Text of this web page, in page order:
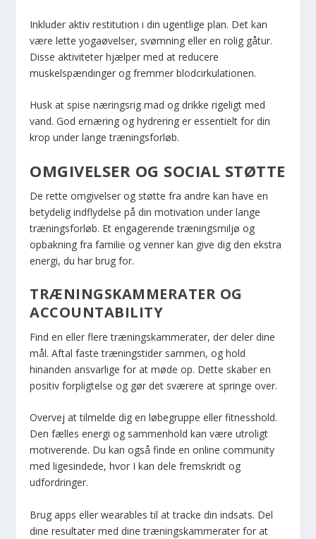
Inkluder aktiv restitution i din ugentlige plan. Det kan
være lette yogaøvelser, svømning eller en rolig gåtur.
Disse aktiviteter hjælper med at reducere
muskelspændinger og fremmer blodcirkulationen.
Husk at spise næringsrig mad og drikke rigeligt med
vand. God ernæring og hydrering er essentielt for din
krop under lange træningsforløb.
OMGIVELSER OG SOCIAL STØTTE
De rette omgivelser og støtte fra andre kan have en
betydelig indflydelse på din motivation under lange
træningsforløb. Et engagerende træningsmiljø og
opbakning fra familie og venner kan give dig den ekstra
energi, du har brug for.
TRÆNINGSKAMMERATER OG
ACCOUNTABILITY
Find en eller flere træningskammerater, der deler dine
mål. Aftal faste træningstider sammen, og hold
hinanden ansvarlige for at møde op. Dette skaber en
positiv forpligtelse og gør det sværere at springe over.
Overvej at tilmelde dig en løbegruppe eller fitnesshold.
Den fælles energi og sammenhold kan være utroligt
motiverende. Du kan også finde en online community
med ligesindede, hvor I kan dele fremskridt og
udfordringer.
Brug apps eller wearables til at tracke din indsats. Del
dine resultater med dine træningskammerater for at